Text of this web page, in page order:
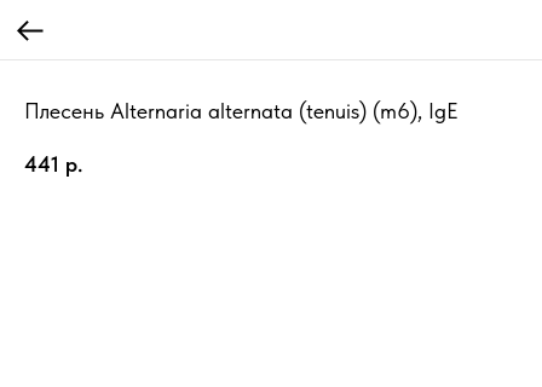
Плесень Alternaria alternata (tenuis) (m6), IgE
441 р.